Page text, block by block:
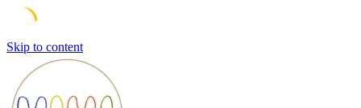
Skip to content